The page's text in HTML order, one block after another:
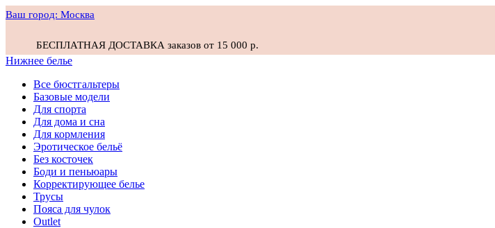
Ваш город: Москва
БЕСПЛАТНАЯ ДОСТАВКА заказов от 15 000 р.
Нижнее белье
Все бюстгальтеры
Базовые модели
Для спорта
Для дома и сна
Для кормления
Эротическое бельё
Без косточек
Боди и пеньюары
Корректирующее белье
Трусы
Пояса для чулок
Outlet